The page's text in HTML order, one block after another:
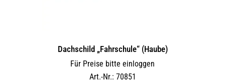
Dachschild „Fahrschule“ (Haube)
Für Preise bitte einloggen
Art.-Nr.: 70851